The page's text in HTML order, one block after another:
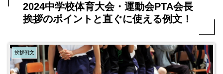
2024中学校体育大会・運動会PTA会長
挨拶のポイントと直ぐに使える例文！
挨拶例文